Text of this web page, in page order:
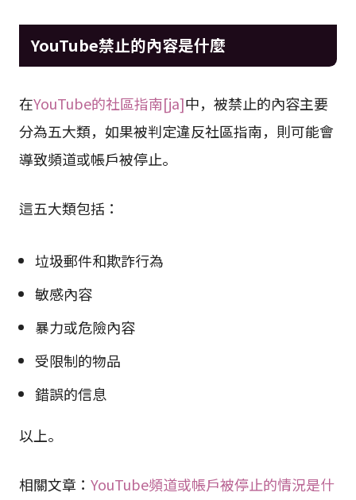
YouTube禁止的內容是什麼
在YouTube的社區指南[ja]中，被禁止的內容主要
分為五大類，如果被判定違反社區指南，則可能會
導致頻道或帳戶被停止。
這五大類包括：
垃圾郵件和欺詐行為
敏感內容
暴力或危險內容
受限制的物品
錯誤的信息
以上。
相關文章： YouTube頻道或帳戶被停止的情況是什